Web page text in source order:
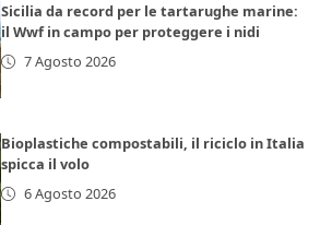
Sicilia da record per le tartarughe marine:
il Wwf in campo per proteggere i nidi
7 Agosto 2026
Bioplastiche compostabili, il riciclo in Italia
spicca il volo
6 Agosto 2026